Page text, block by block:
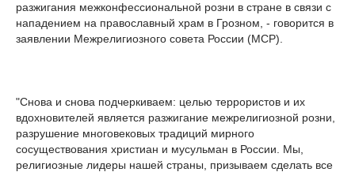
разжигания межконфессиональной розни в стране в связи с
нападением на православный храм в Грозном, - говорится в
заявлении Межрелигиозного совета России (МСР).
"Снова и снова подчеркиваем: целью террористов и их
вдохновителей является разжигание межрелигиозной розни,
разрушение многовековых традиций мирного
сосуществования христиан и мусульман в России. Мы,
религиозные лидеры нашей страны, призываем сделать все